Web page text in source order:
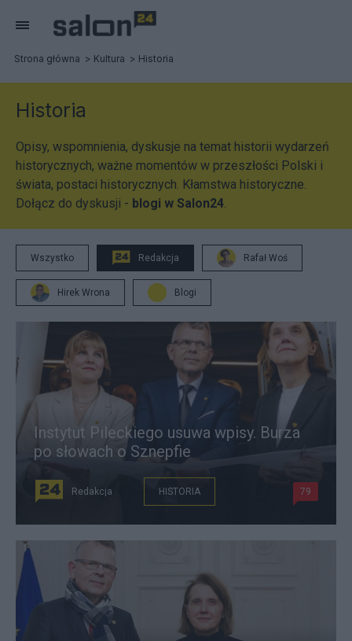
Strona główna Kultura Historia
Historia
Opisy, wspomnienia, dyskusje na temat historii wydarzeń
historycznych, ważne momentów w przeszłości Polski i
świata, postaci historycznych. Kłamstwa historyczne.
Dołącz do dyskusji - blogi w Salon24.
Wszystko Redakcja Rafał Woś
Hirek Wrona Blogi
Instytut Pileckiego usuwa wpisy. Burza
po słowach o Sznepfie
Redakcja HISTORIA 79